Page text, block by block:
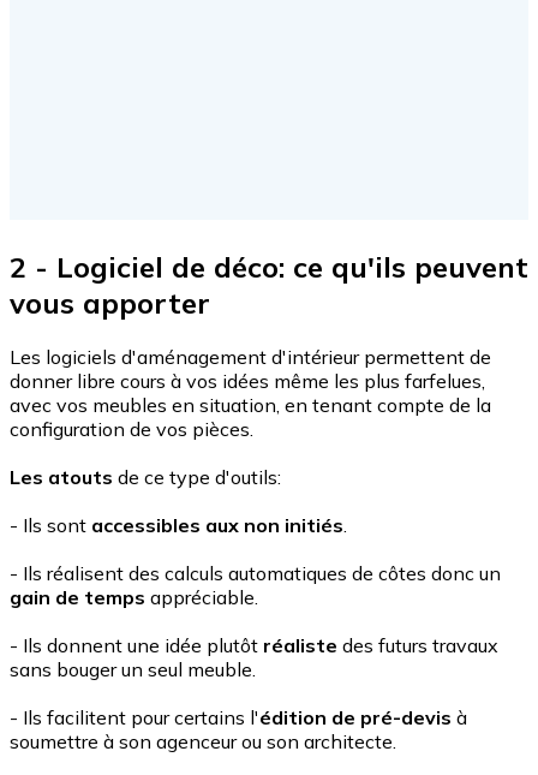
2 - Logiciel de déco: ce qu'ils peuvent
vous apporter
Les logiciels d'aménagement d'intérieur permettent de
donner libre cours à vos idées même les plus farfelues,
avec vos meubles en situation, en tenant compte de la
configuration de vos pièces.
Les atouts de ce type d'outils:
- Ils sont accessibles aux non initiés
- Ils réalisent des calculs automatiques de côtes donc un
gain de temps appréciable.
- Ils donnent une idée plutôt réaliste des futurs travaux
sans bouger un seul meuble.
- Ils facilitent pour certains l'édition de pré-devis à
soumettre à son agenceur ou son architecte.